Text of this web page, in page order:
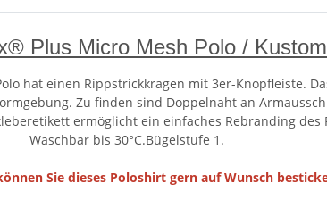
Plus Micro Mesh Polo /
hat einen Rippstrickkragen mit 3er-Knopfleiste.
Zu finden sind Doppelnaht an
ermöglicht ein einfaches Rebranding des
Waschbar bis 30°C.Bügelstufe 1.
Sie dieses Poloshirt gern auf Wunsch